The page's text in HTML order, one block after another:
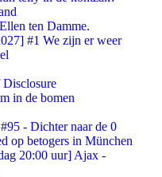
ten Damme.
#1 We zijn er weer
in de bomen
- Dichter naar de 0
op betogers in München
20:00 uur] Ajax -